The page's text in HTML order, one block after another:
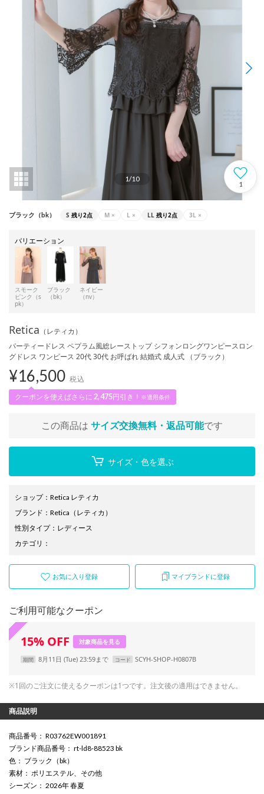
1/10
1
ブラック（bk） S 残り2点 M × L × LL 残り2点 3L ×
バリエーション
スモーク
ピンク（s
pk）
ブラック
（bk）
ネイビー
（nv）
Retica （レティカ）
パーティードレス ペプラム風総レーストップ シフォンロングワンピースロン
グドレス ワンピース 20代 30代 お呼ばれ 結婚式 成人式 （ブラック）
¥16,500 税込
クーポンを使えばさらに 2,475円引き！ ※適用条件
この商品は サイズ交換無料・返品可能です
サイズ・色を選ぶ
ショップ： Retica レティカ
ブランド ： Retica （レティカ）
性別タイプ： レディース
カテゴリ ：
お気に入り登録 マイブランドに登録
ご利用可能なクーポン
15% OFF 対象商品を見る
期間 8月11日 (Tue) 23:59まで コード SCYH-SHOP-H0807B
※1回のご注文に使えるクーポンは1つです。注文後の適用はできません。
商品説明
商品番号 ： R03762EW001891
ブランド商品番号 ： rt-ld8-88523 bk
色 ： ブラック（bk）
素材 ： ポリエステル、その他
シーズン ： 2026年 春夏